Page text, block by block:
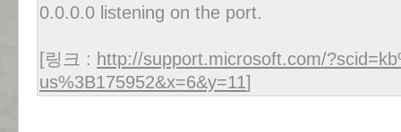
0.0.0.0 listening on the port.
[링크 : http://support.microsoft.com/
us%3B175952&x=6&y=11]